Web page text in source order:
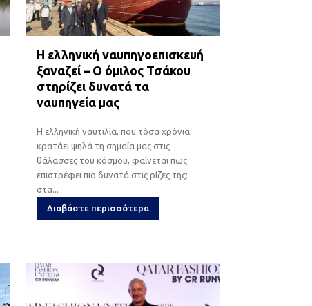
Η ελληνική ναυπηγοεπισκευή
ξαναζεί – Ο όμιλος Τσάκου
στηρίζει δυνατά τα
ναυπηγεία μας
Η ελληνική ναυτιλία, που τόσα χρόνια
κρατάει ψηλά τη σημαία μας στις
θάλασσες του κόσμου, φαίνεται πως
επιστρέφει πιο δυνατά στις ρίζες της:
στα...
Διαβάστε περισσότερα